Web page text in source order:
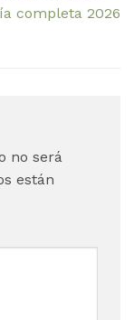
completa 2026
no será
están